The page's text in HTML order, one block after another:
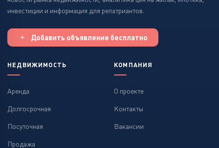
инвестиции и информация для репатриантов.
Добавить объявление бесплатно
НЕДВИЖИМОСТЬ
Аренда
Долгосрочная
Посуточная
Продажа
КОМПАНИЯ
О проекте
Контакты
Вакансии